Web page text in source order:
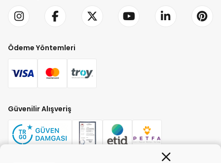
Ödeme Yöntemleri
Güvenilir Alışveriş